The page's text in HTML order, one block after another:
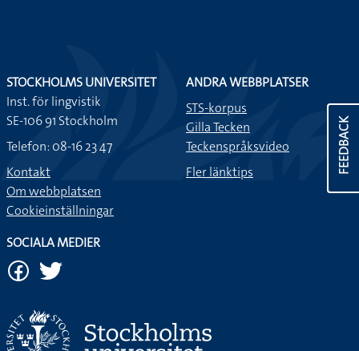
FEEDBACK
STOCKHOLMS UNIVERSITET
Inst. för lingvistik
SE-106 91 Stockholm
Telefon: 08-16 23 47
Kontakt
Om webbplatsen
Cookieinställningar
ANDRA WEBBPLATSER
STS-korpus
Gilla Tecken
Teckenspråksvideo
Fler länktips
SOCIALA MEDIER